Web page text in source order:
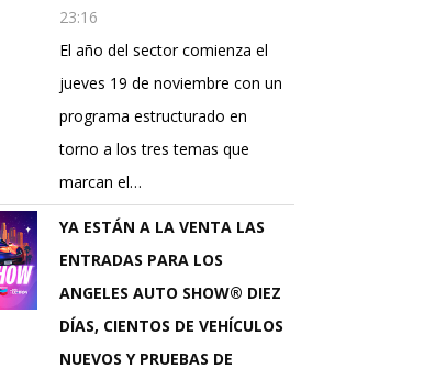
23:16
El año del sector comienza el
jueves 19 de noviembre con un
programa estructurado en
torno a los tres temas que
marcan el…
YA ESTÁN A LA VENTA LAS
ENTRADAS PARA LOS
ANGELES AUTO SHOW® DIEZ
DÍAS, CIENTOS DE VEHÍCULOS
NUEVOS Y PRUEBAS DE